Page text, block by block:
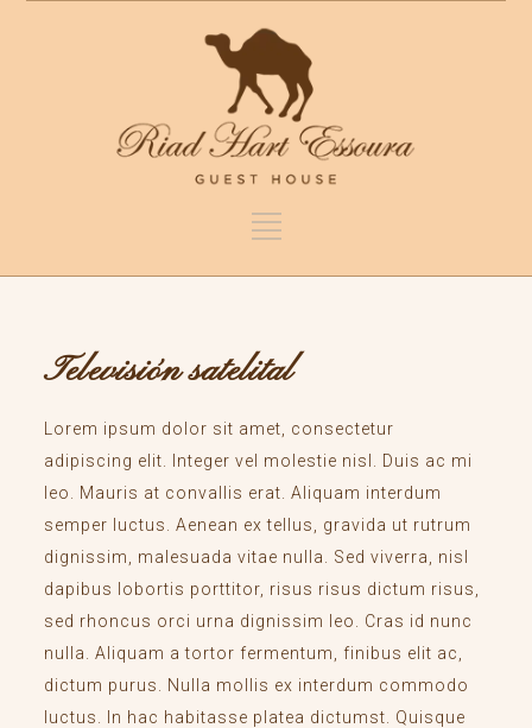
Televisión satelital
Lorem ipsum dolor sit amet, consectetur
adipiscing elit. Integer vel molestie nisl. Duis ac mi
leo. Mauris at convallis erat. Aliquam interdum
semper luctus. Aenean ex tellus, gravida ut rutrum
dignissim, malesuada vitae nulla. Sed viverra, nisl
dapibus lobortis porttitor, risus risus dictum risus,
sed rhoncus orci urna dignissim leo. Cras id nunc
nulla. Aliquam a tortor fermentum, finibus elit ac,
dictum purus. Nulla mollis ex interdum commodo
luctus. In hac habitasse platea dictumst. Quisque